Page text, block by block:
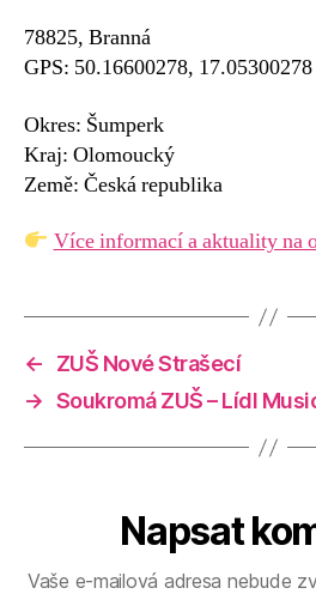
78825, Branná
GPS: 50.16600278, 17.05300278
Okres: Šumperk
Kraj: Olomoucký
Země: Česká republika
Více informací a aktuality na
←
ZUŠ Nové Strašecí
→ Soukromá ZUŠ – Lídl
Napsat
Vaše e-mailová adresa nebude